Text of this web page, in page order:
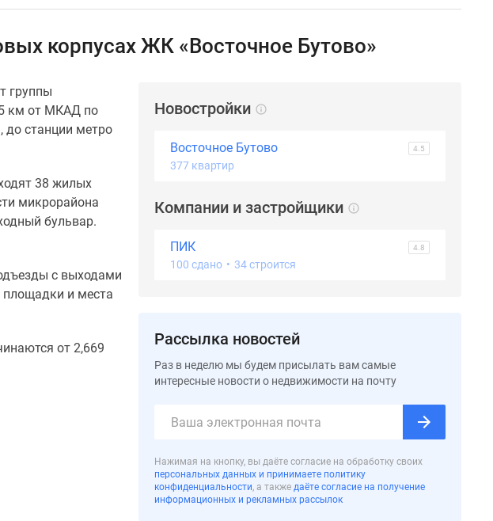
корпусах ЖК «Восточное Бутово»
группы
км от МКАД по
до станции метро
38 жилых
микрорайона
бульвар.
с выходами
площадки и места
от 2,669
Новостройки
Восточное Бутово 4.5
377 квартир
Компании и застройщики
ПИК 4.8
100 сдано • 34 строится
Рассылка новостей
Раз в неделю мы будем присылать вам самые
интересные новости о недвижимости на почту
Нажимая на кнопку, вы даёте согласие на обработку своих
персональных данных и принимаете политику
конфиденциальности, а также даёте согласие на получение
информационных и рекламных рассылок